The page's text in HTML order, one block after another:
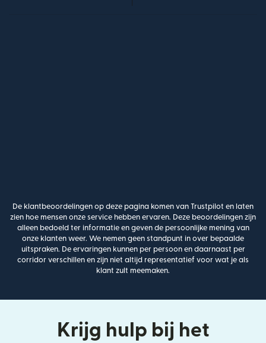
De klantbeoordelingen op deze pagina komen van Trustpilot en laten
zien hoe mensen onze service hebben ervaren. Deze beoordelingen zijn
alleen bedoeld ter informatie en geven de persoonlijke mening van
onze klanten weer. We nemen geen standpunt in over bepaalde
uitspraken. De ervaringen kunnen per persoon en daarnaast per
corridor verschillen en zijn niet altijd representatief voor wat je als
klant zult meemaken.
Krijg hulp bij het